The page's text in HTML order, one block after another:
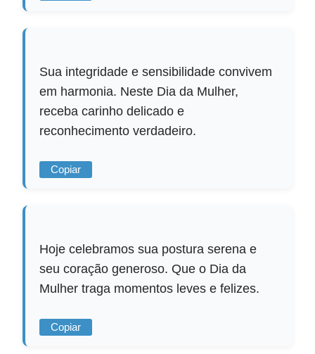
Sua integridade e sensibilidade convivem
em harmonia. Neste Dia da Mulher,
receba carinho delicado e
reconhecimento verdadeiro.
Copiar
Hoje celebramos sua postura serena e
seu coração generoso. Que o Dia da
Mulher traga momentos leves e felizes.
Copiar